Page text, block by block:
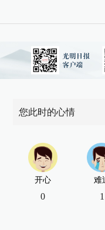
您此时的心情
开心
0
难
1